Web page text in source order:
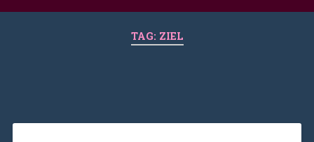
TAG: ZIEL